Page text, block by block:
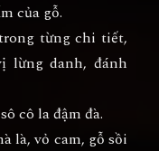
của gỗ.
từng chi tiết,
lừng danh, đánh
cô la đậm đà.
là, vỏ cam, gỗ sồi